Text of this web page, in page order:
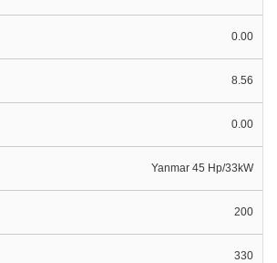
0.00
8.56
0.00
Yanmar 45 Hp/33kW
200
330